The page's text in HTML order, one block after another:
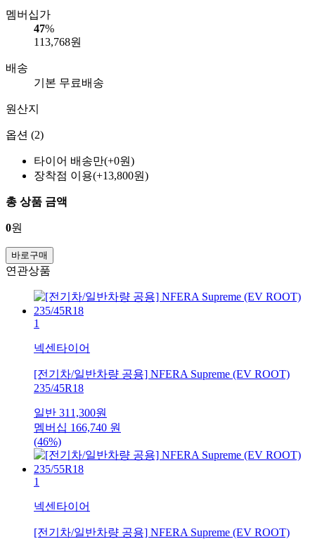
멤버십가
47%
113,768원
배송
기본 무료배송
원산지
옵션 (2)
타이어 배송만(+0원)
장착점 이용(+13,800원)
총 상품 금액
0원
바로구매
연관상품
1
넥센타이어
[전기차/일반차량 공용] NFERA Supreme (EV ROOT)
235/45R18
일반 311,300원
멤버십 166,740 원
(46%)
1
넥센타이어
[전기차/일반차량 공용] NFERA Supreme (EV ROOT)